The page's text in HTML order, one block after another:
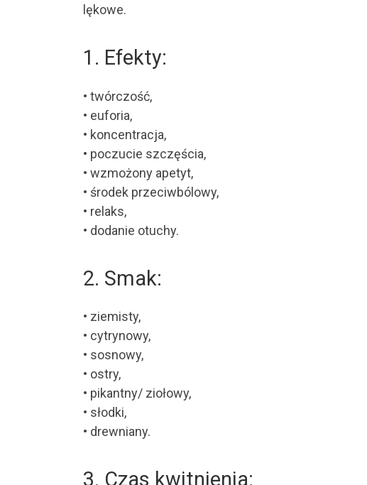
lękowe.
1. Efekty:
• twórczość,
• euforia,
• koncentracja,
• poczucie szczęścia,
• wzmożony apetyt,
• środek przeciwbólowy,
• relaks,
• dodanie otuchy.
2. Smak:
• ziemisty,
• cytrynowy,
• sosnowy,
• ostry,
• pikantny/ ziołowy,
• słodki,
• drewniany.
3. Czas kwitnienia: